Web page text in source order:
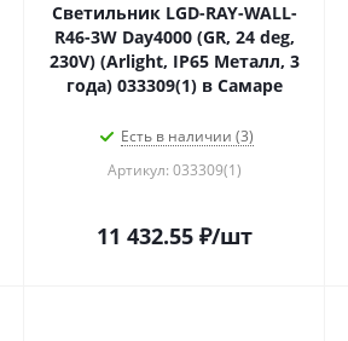
Светильник LGD-RAY-WALL-
R46-3W Day4000 (GR, 24 deg,
230V) (Arlight, IP65 Металл, 3
года) 033309(1) в Самаре
Есть в наличии (3)
Артикул: 033309(1)
11 432.55 ₽/шт